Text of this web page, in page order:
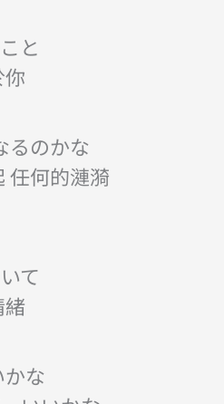
と
るのかな
任何的漣漪
て
な